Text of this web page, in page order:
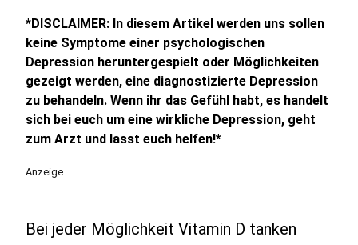
*DISCLAIMER: In diesem Artikel werden uns sollen
keine Symptome einer psychologischen
Depression heruntergespielt oder Möglichkeiten
gezeigt werden, eine diagnostizierte Depression
zu behandeln. Wenn ihr das Gefühl habt, es handelt
sich bei euch um eine wirkliche Depression, geht
zum Arzt und lasst euch helfen!*
Anzeige
Bei jeder Möglichkeit Vitamin D tanken